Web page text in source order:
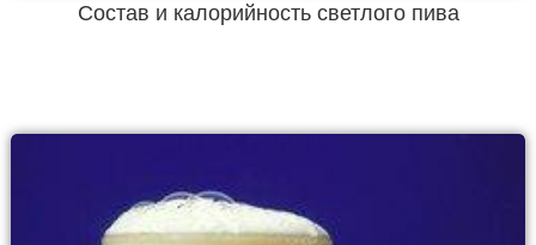
Состав и калорийность светлого пива